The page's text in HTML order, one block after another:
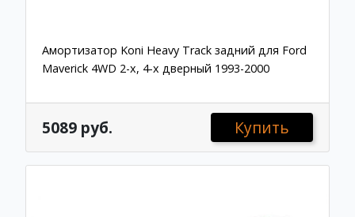
Амортизатор Koni Heavy Track задний для Ford
Maverick 4WD 2-х, 4-х дверный 1993-2000
5089 руб. Купить